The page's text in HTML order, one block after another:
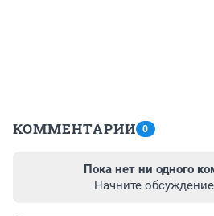
КОММЕНТАРИИ 0
Пока нет ни одного
Начните